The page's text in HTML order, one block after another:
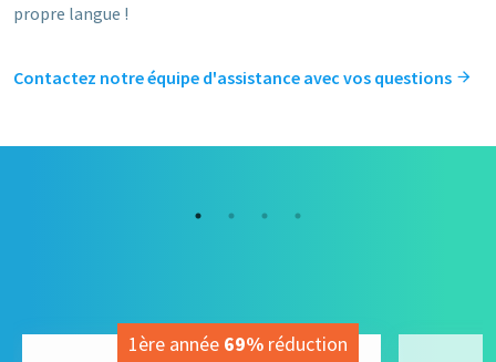
propre langue !
Contactez notre équipe d'assistance avec vos questions
1ère année 69% réduction